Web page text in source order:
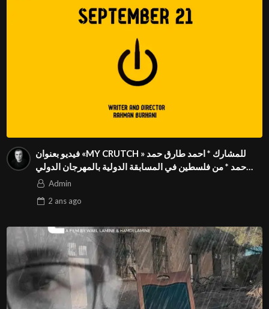
فيديو بعنوان «MY CRUTCH » للمشارك * احمد طارق حمد
حمد * من فلسطين في المسابقة الدولية بالمهرجان الدولي
Admin
2 ansago